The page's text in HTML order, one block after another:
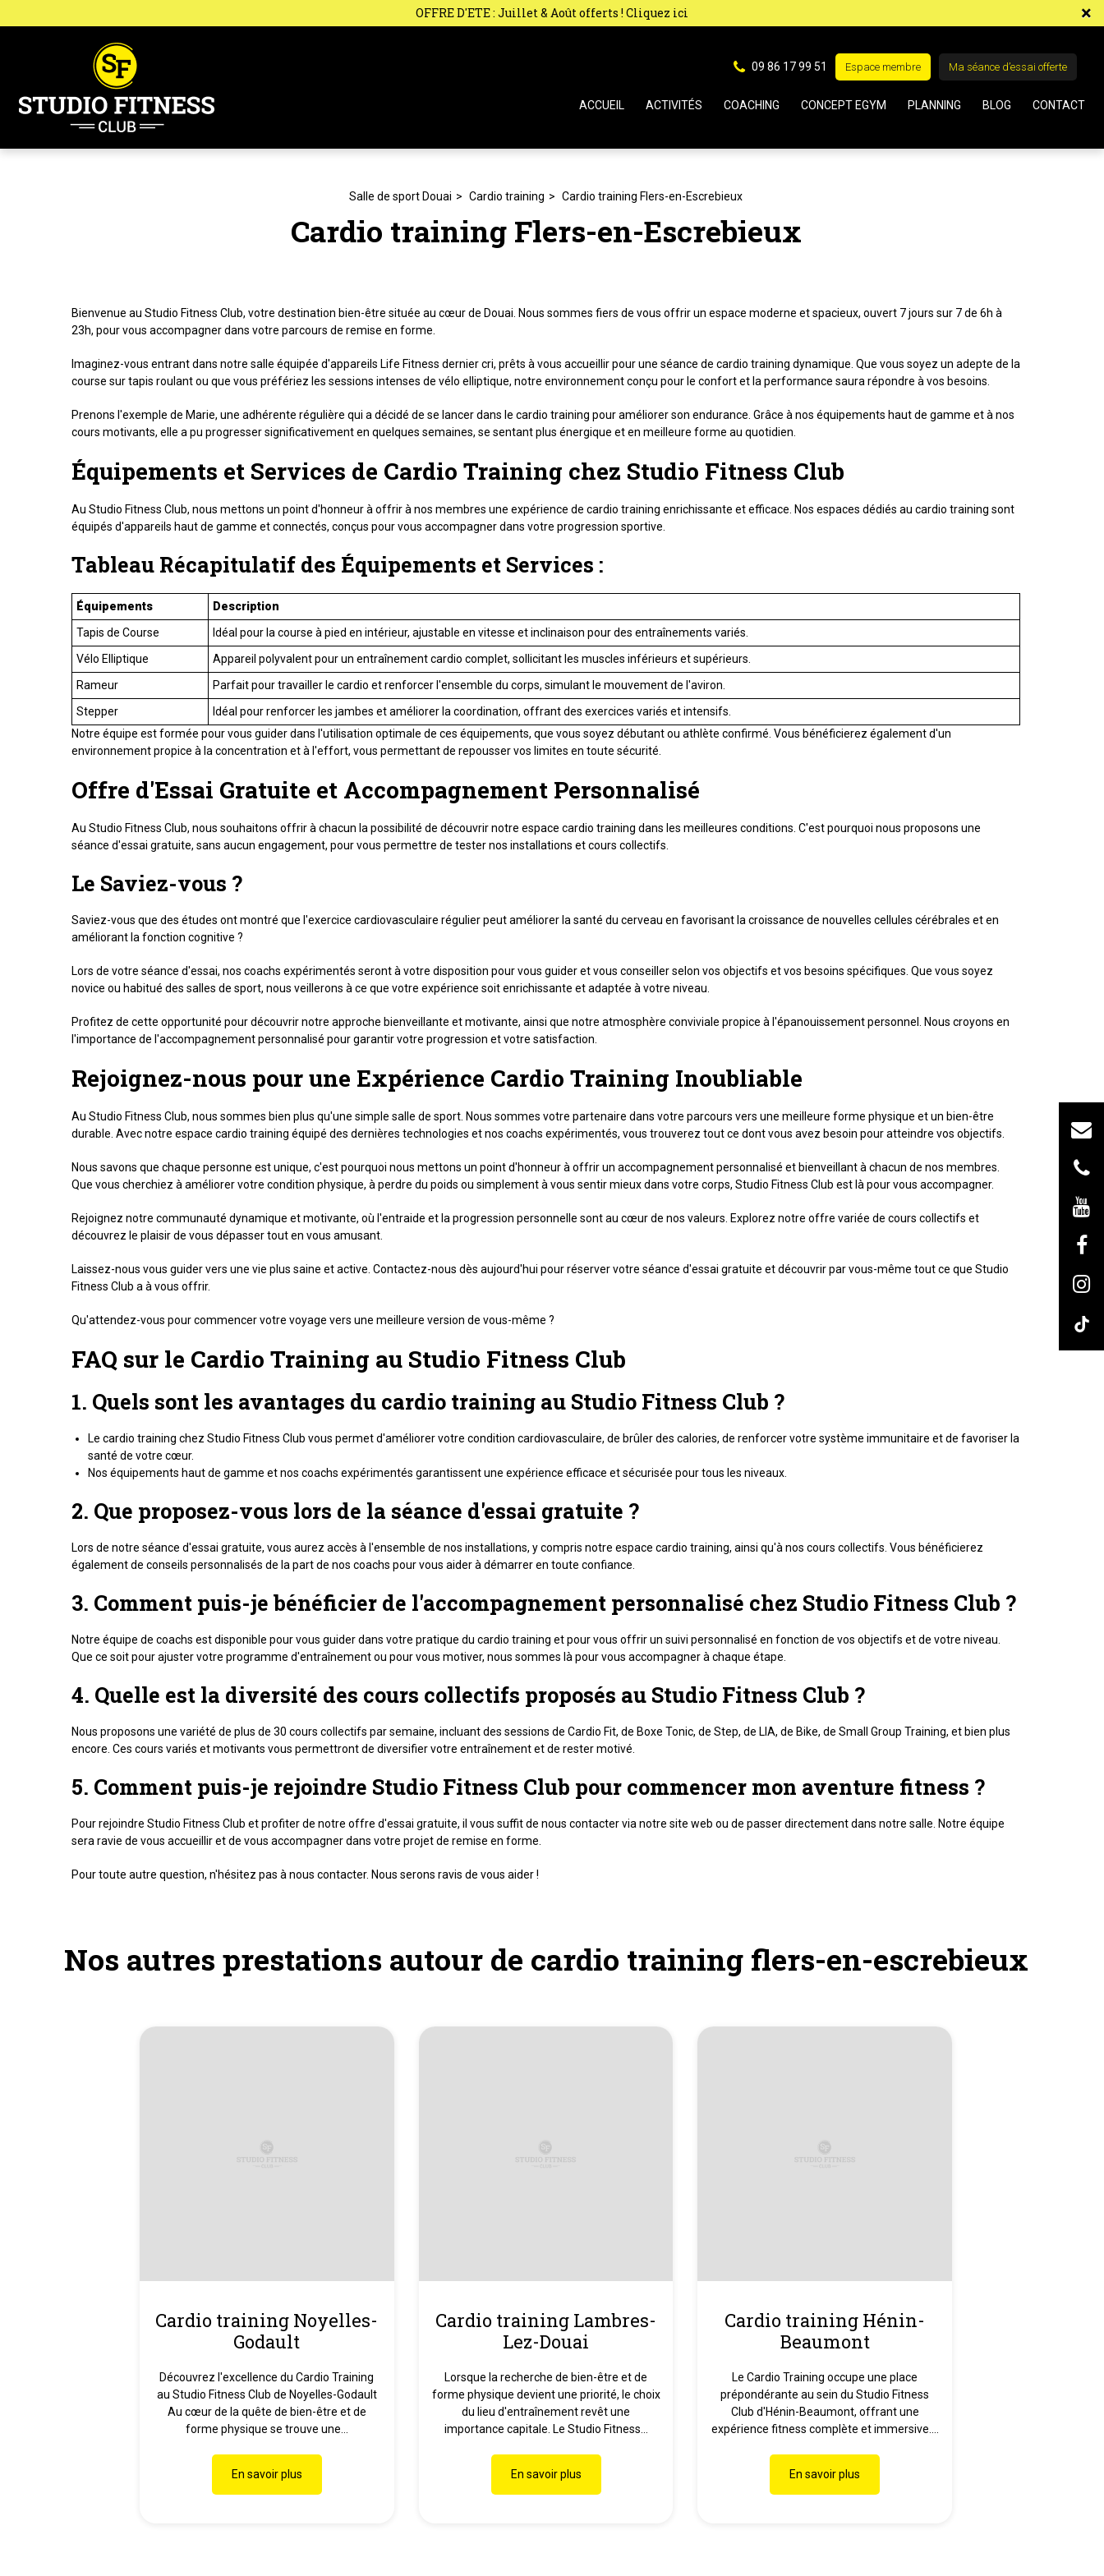
OFFRE D'ETE : Juillet & Août offerts ! Cliquez ici ×
09 86 17 99 51 Espace membre Ma séance d’essai offerte
ACCUEIL ACTIVITÉS COACHING CONCEPT EGYM PLANNING BLOG CONTACT
Salle de sport Douai Cardio training Cardio training Flers-en-Escrebieux
Cardio training Flers-en-Escrebieux
Bienvenue au Studio Fitness Club, votre destination bien-être située au cœur de Douai. Nous sommes fiers de vous offrir un espace moderne et spacieux, ouvert 7 jours sur 7 de 6h à
23h, pour vous accompagner dans votre parcours de remise en forme.
Imaginez-vous entrant dans notre salle équipée d'appareils Life Fitness dernier cri, prêts à vous accueillir pour une séance de cardio training dynamique. Que vous soyez un adepte de la
course sur tapis roulant ou que vous préfériez les sessions intenses de vélo elliptique, notre environnement conçu pour le confort et la performance saura répondre à vos besoins.
Prenons l'exemple de Marie, une adhérente régulière qui a décidé de se lancer dans le cardio training pour améliorer son endurance. Grâce à nos équipements haut de gamme et à nos
cours motivants, elle a pu progresser significativement en quelques semaines, se sentant plus énergique et en meilleure forme au quotidien.
Équipements et Services de Cardio Training chez Studio Fitness Club
Au Studio Fitness Club, nous mettons un point d'honneur à offrir à nos membres une expérience de cardio training enrichissante et efficace. Nos espaces dédiés au cardio training sont
équipés d'appareils haut de gamme et connectés, conçus pour vous accompagner dans votre progression sportive.
Tableau Récapitulatif des Équipements et Services :
Équipements
Description
Tapis de Course
Idéal pour la course à pied en intérieur, ajustable en vitesse et inclinaison pour des entraînements variés.
Vélo Elliptique
Appareil polyvalent pour un entraînement cardio complet, sollicitant les muscles inférieurs et supérieurs.
Rameur
Parfait pour travailler le cardio et renforcer l'ensemble du corps, simulant le mouvement de l'aviron.
Stepper
Idéal pour renforcer les jambes et améliorer la coordination, offrant des exercices variés et intensifs.
Notre équipe est formée pour vous guider dans l'utilisation optimale de ces équipements, que vous soyez débutant ou athlète confirmé. Vous bénéficierez également d'un
environnement propice à la concentration et à l'effort, vous permettant de repousser vos limites en toute sécurité.
Offre d'Essai Gratuite et Accompagnement Personnalisé
Au Studio Fitness Club, nous souhaitons offrir à chacun la possibilité de découvrir notre espace cardio training dans les meilleures conditions. C'est pourquoi nous proposons une
séance d'essai gratuite, sans aucun engagement, pour vous permettre de tester nos installations et cours collectifs.
Le Saviez-vous ?
Saviez-vous que des études ont montré que l'exercice cardiovasculaire régulier peut améliorer la santé du cerveau en favorisant la croissance de nouvelles cellules cérébrales et en
améliorant la fonction cognitive ?
Lors de votre séance d'essai, nos coachs expérimentés seront à votre disposition pour vous guider et vous conseiller selon vos objectifs et vos besoins spécifiques. Que vous soyez
novice ou habitué des salles de sport, nous veillerons à ce que votre expérience soit enrichissante et adaptée à votre niveau.
Profitez de cette opportunité pour découvrir notre approche bienveillante et motivante, ainsi que notre atmosphère conviviale propice à l'épanouissement personnel. Nous croyons en
l'importance de l'accompagnement personnalisé pour garantir votre progression et votre satisfaction.
Rejoignez-nous pour une Expérience Cardio Training Inoubliable
Au Studio Fitness Club, nous sommes bien plus qu'une simple salle de sport. Nous sommes votre partenaire dans votre parcours vers une meilleure forme physique et un bien-être
durable. Avec notre espace cardio training équipé des dernières technologies et nos coachs expérimentés, vous trouverez tout ce dont vous avez besoin pour atteindre vos objectifs.
Nous savons que chaque personne est unique, c'est pourquoi nous mettons un point d'honneur à offrir un accompagnement personnalisé et bienveillant à chacun de nos membres.
Que vous cherchiez à améliorer votre condition physique, à perdre du poids ou simplement à vous sentir mieux dans votre corps, Studio Fitness Club est là pour vous accompagner.
Rejoignez notre communauté dynamique et motivante, où l'entraide et la progression personnelle sont au cœur de nos valeurs. Explorez notre offre variée de cours collectifs et
découvrez le plaisir de vous dépasser tout en vous amusant.
Laissez-nous vous guider vers une vie plus saine et active. Contactez-nous dès aujourd'hui pour réserver votre séance d'essai gratuite et découvrir par vous-même tout ce que Studio
Fitness Club a à vous offrir.
Qu'attendez-vous pour commencer votre voyage vers une meilleure version de vous-même ?
FAQ sur le Cardio Training au Studio Fitness Club
1. Quels sont les avantages du cardio training au Studio Fitness Club ?
Le cardio training chez Studio Fitness Club vous permet d'améliorer votre condition cardiovasculaire, de brûler des calories, de renforcer votre système immunitaire et de favoriser la
santé de votre cœur.
Nos équipements haut de gamme et nos coachs expérimentés garantissent une expérience efficace et sécurisée pour tous les niveaux.
2. Que proposez-vous lors de la séance d'essai gratuite ?
Lors de notre séance d'essai gratuite, vous aurez accès à l'ensemble de nos installations, y compris notre espace cardio training, ainsi qu'à nos cours collectifs. Vous bénéficierez
également de conseils personnalisés de la part de nos coachs pour vous aider à démarrer en toute confiance.
3. Comment puis-je bénéficier de l'accompagnement personnalisé chez Studio Fitness Club ?
Notre équipe de coachs est disponible pour vous guider dans votre pratique du cardio training et pour vous offrir un suivi personnalisé en fonction de vos objectifs et de votre niveau.
Que ce soit pour ajuster votre programme d'entraînement ou pour vous motiver, nous sommes là pour vous accompagner à chaque étape.
4. Quelle est la diversité des cours collectifs proposés au Studio Fitness Club ?
Nous proposons une variété de plus de 30 cours collectifs par semaine, incluant des sessions de Cardio Fit, de Boxe Tonic, de Step, de LIA, de Bike, de Small Group Training, et bien plus
encore. Ces cours variés et motivants vous permettront de diversifier votre entraînement et de rester motivé.
5. Comment puis-je rejoindre Studio Fitness Club pour commencer mon aventure fitness ?
Pour rejoindre Studio Fitness Club et profiter de notre offre d'essai gratuite, il vous suffit de nous contacter via notre site web ou de passer directement dans notre salle. Notre équipe
sera ravie de vous accueillir et de vous accompagner dans votre projet de remise en forme.
Pour toute autre question, n'hésitez pas à nous contacter. Nous serons ravis de vous aider !
Nos autres prestations autour de cardio training flers-en-escrebieux
Cardio training Noyelles-
Godault
Découvrez l'excellence du Cardio Training
au Studio Fitness Club de Noyelles-Godault
Au cœur de la quête de bien-être et de
forme physique se trouve une...
En savoir plus
Cardio training Lambres-
Lez-Douai
Lorsque la recherche de bien-être et de
forme physique devient une priorité, le choix
du lieu d'entraînement revêt une
importance capitale. Le Studio Fitness...
En savoir plus
Cardio training Hénin-
Beaumont
Le Cardio Training occupe une place
prépondérante au sein du Studio Fitness
Club d'Hénin-Beaumont, offrant une
expérience fitness complète et immersive....
En savoir plus